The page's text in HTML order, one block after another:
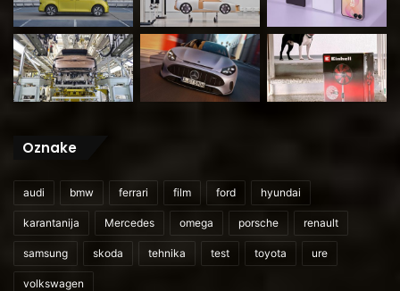
Oznake
audi bmw ferrari film ford hyundai
karantanija Mercedes omega porsche renault
samsung skoda tehnika test toyota ure
volkswagen